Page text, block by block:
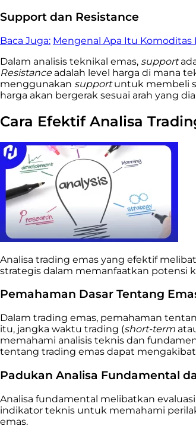
Support dan Resistance
Baca Juga: Mengenal Apa Itu Komoditas
Dalam analisis teknikal emas, support
Resistanceadalah level harga di mana
menggunakan supportuntuk membeli
harga akan bergerak sesuai arah yang
Cara Efektif Analisa
Analisa trading emas yang efektif
strategis dalam memanfaatkan potensi
Pemahaman Dasar Tentang
Dalam trading emas, pemahaman
itu, jangka waktu trading (short-term
memahami analisis teknis dan
tentang trading emas dapat
Padukan Analisa Fundamental
Analisa fundamental melibatkan
indikator teknis untuk memahami
emas.